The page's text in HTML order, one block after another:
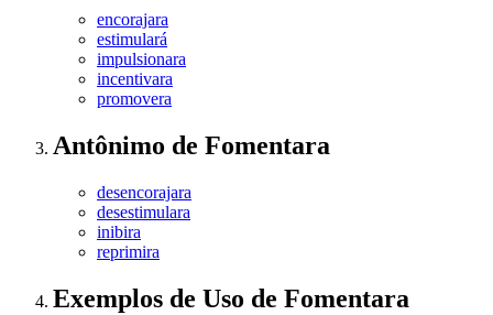
encorajara
estimulará
impulsionara
incentivara
promovera
Antônimo de Fomentara
desencorajara
desestimulara
inibira
reprimira
Exemplos de Uso de Fomentara